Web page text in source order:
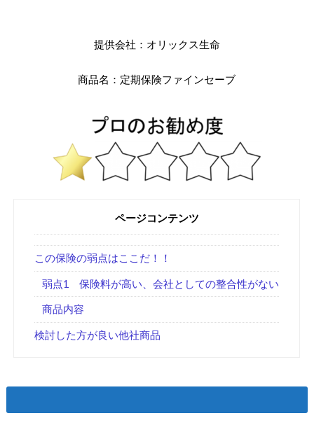
提供会社：オリックス生命
商品名：定期保険ファインセーブ
ページコンテンツ
この保険の弱点はここだ！！
弱点1 保険料が高い、会社としての整合性がない
商品内容
検討した方が良い他社商品